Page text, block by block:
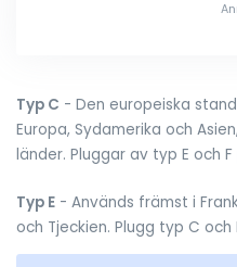
Typ C - Den europeiska
Europa, Sydamerika och
länder. Pluggar av typ E och
Typ E - Används främst i
och Tjeckien. Plugg typ C